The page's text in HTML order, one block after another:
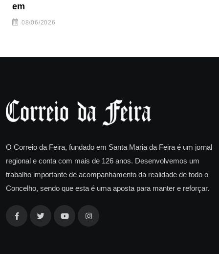
em
08/06/2026
O Correio da Feira, fundado em Santa Maria da Feira é um jornal
regional e conta com mais de 126 anos. Desenvolvemos um
trabalho importante de acompanhamento da realidade de todo o
Concelho, sendo que esta é uma aposta para manter e reforçar.